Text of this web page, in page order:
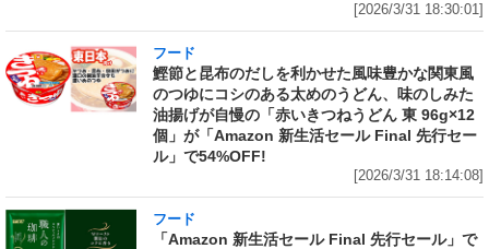
[2026/3/31 18:30:01]
フード
鰹節と昆布のだしを利かせた風味豊かな関東風
のつゆにコシのある太めのうどん、味のしみた
油揚げが自慢の「赤いきつねうどん 東 96g×12
個」が「Amazon 新生活セール Final 先行セー
ル」で54%OFF!
[2026/3/31 18:14:08]
フード
「Amazon 新生活セール Final 先行セール」で